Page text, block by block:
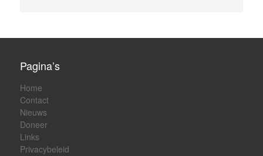
Pagina’s
Home
Contact
Nieuws
Doneer
Links
Privacybeleid